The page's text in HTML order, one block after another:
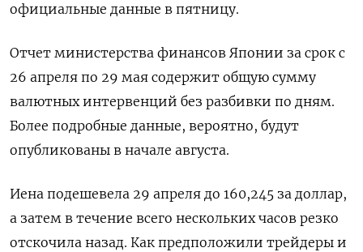
официальные данные в пятницу.
Отчет министерства финансов Японии за срок с
26 апреля по 29 мая содержит общую сумму
валютных интервенций без разбивки по дням.
Более подробные данные, вероятно, будут
опубликованы в начале августа.
Иена подешевела 29 апреля до 160,245 за доллар,
а затем в течение всего нескольких часов резко
отскочила назад. Как предположили трейдеры и